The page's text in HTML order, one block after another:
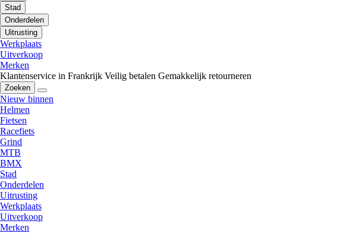
Stad
Onderdelen
Uitrusting
Werkplaats
Uitverkoop
Merken
Klantenservice in Frankrijk Veilig betalen Gemakkelijk retourneren
Zoeken
Nieuw binnen
Helmen
Fietsen
Racefiets
Grind
MTB
BMX
Stad
Onderdelen
Uitrusting
Werkplaats
Uitverkoop
Merken